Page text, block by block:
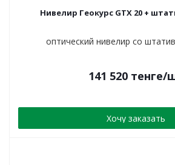
Нивелир Геокурс GTX 20 +
оптический нивелир со
141 520тенге/
Хочу заказать